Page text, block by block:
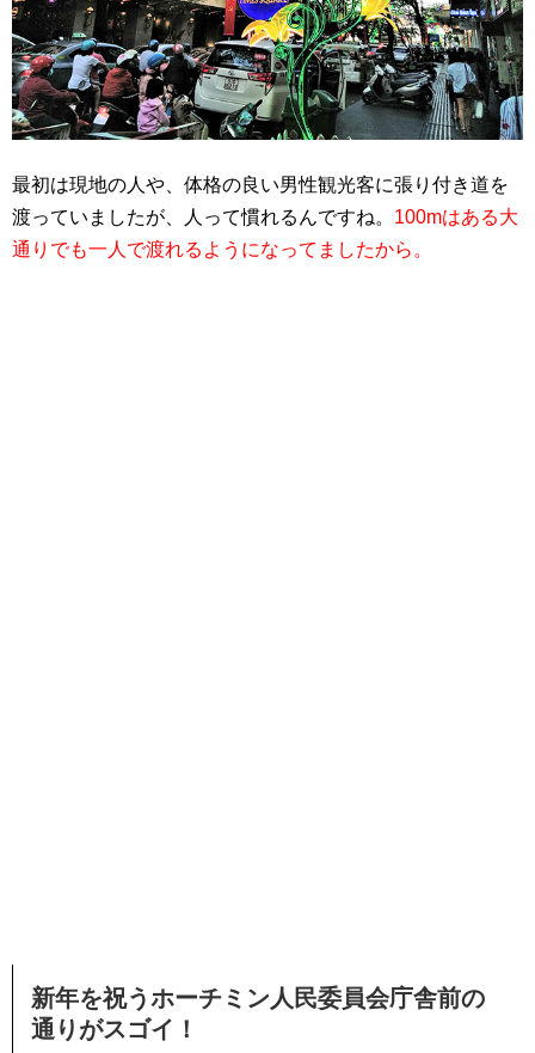
最初は現地の人や、体格の良い男性観光客に張り付き道を
渡っていましたが、人って慣れるんですね。 100mはある大
通りでも一人で渡れるようになってましたから。
新年を祝うホーチミン人民委員会庁舎前の
通りがスゴイ！